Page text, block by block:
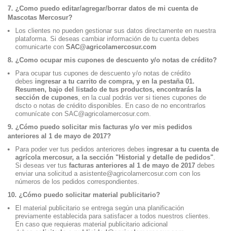
7. ¿Como puedo editar/agregar/borrar datos de mi cuenta de
Mascotas Mercosur?
Los clientes no pueden gestionar sus datos directamente en nuestra
plataforma. Si deseas cambiar información de tu cuenta debes
comunicarte con SAC@agricolamercosur.com
8. ¿Como ocupar mis cupones de descuento y/o notas de crédito?
Para ocupar tus cupones de descuento y/o notas de crédito
debes ingresar a tu carrito de compra, y en la pestaña 01.
Resumen, bajo del listado de tus productos, encontrarás la
sección de cupones, en la cual podrás ver si tienes cupones de
dscto o notas de crédito disponibles. En caso de no encontrarlos
comunícate con SAC@agricolamercosur.com.
9. ¿Cómo puedo solicitar mis facturas y/o ver mis pedidos
anteriores al 1 de mayo de 2017?
Para poder ver tus pedidos anteriores debes ingresar a tu cuenta de
agrícola mercosur, a la sección "Historial y detalle de pedidos".
Si deseas ver tus facturas anteriores al 1 de mayo de 2017 debes
enviar una solicitud a asistente@agricolamercosur.com con los
números de los pedidos correspondientes.
10. ¿Cómo puedo solicitar material publicitario?
El material publicitario se entrega según una planificación
previamente establecida para satisfacer a todos nuestros clientes.
En caso que requieras material publicitario adicional